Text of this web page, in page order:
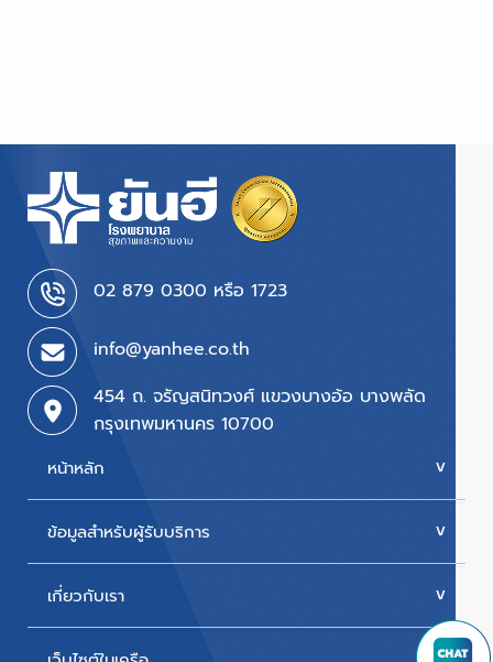
02 879 0300 หรือ 1723
info@yanhee.co.th
454 ถ. จรัญสนิทวงศ์ แขวงบางอ้อ บางพลัด
กรุงเทพมหานคร 10700
หน้าหลัก
บริการของเรา
ข้อมูลสำหรับผู้รับบริการ
นัดหมายแพทย์
เกี่ยวกับเรา